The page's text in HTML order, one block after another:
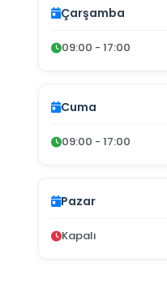
Çarşamba
09:00 - 17:00
Cuma
09:00 - 17:00
Pazar
Kapalı